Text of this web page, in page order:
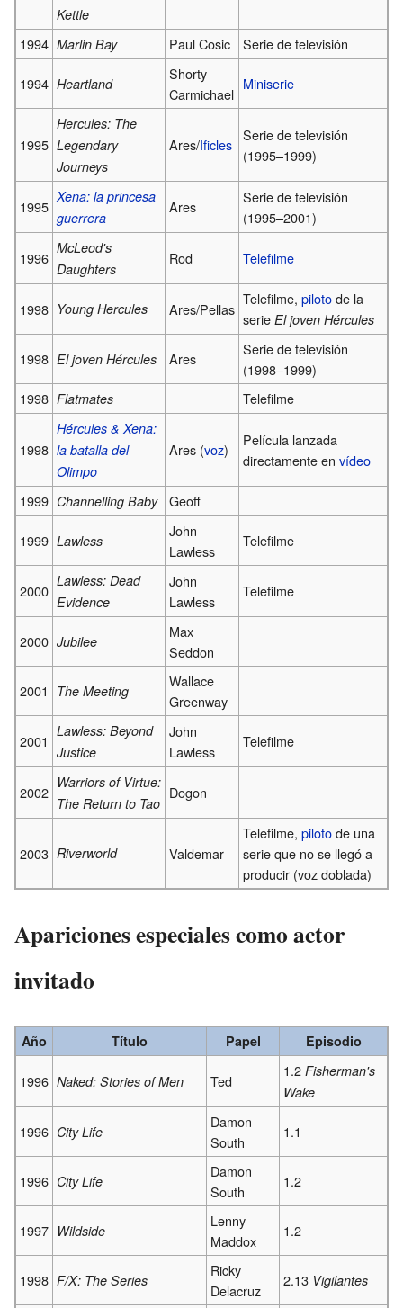
Kettle
1994 Marlin Bay Paul Cosic Serie de televisión
1994 Heartland
Shorty
Carmichael
Miniserie
1995
Hercules: The
Legendary
Journeys
Ares/Ificles
Serie de televisión
(1995–1999)
1995
Xena: la princesa
guerrera
Ares
Serie de televisión
(1995–2001)
1996
McLeod's
Daughters
Rod Telefilme
1998 Young Hercules Ares/Pellas
Telefilme, pilotode la
serie El joven Hércules
1998 El joven Hércules Ares
Serie de televisión
(1998–1999)
1998 Flatmates Telefilme
1998
Hércules & Xena:
la batalla del
Olimpo
Ares (voz)
Película lanzada
directamente en vídeo
1999 Channelling Baby Geoff
1999 Lawless
John
Lawless
Telefilme
2000
Lawless: Dead
Evidence
John
Lawless
Telefilme
2000 Jubilee
Max
Seddon
2001 The Meeting
Wallace
Greenway
2001
Lawless: Beyond
Justice
John
Lawless
Telefilme
2002
Warriors of Virtue:
The Return to Tao
Dogon
2003 Riverworld Valdemar
Telefilme, pilotode una
serie que no se llegó a
producir (voz doblada)
Apariciones especiales como actor
invitado
Año Título Papel Episodio
1996 Naked: Stories of Men Ted
1.2 Fisherman's
Wake
1996 City Life
Damon
South
1.1
1996 City Life
Damon
South
1.2
1997 Wildside
Lenny
Maddox
1.2
1998 F/X: The Series
Ricky
Delacruz
2.13 Vigilantes